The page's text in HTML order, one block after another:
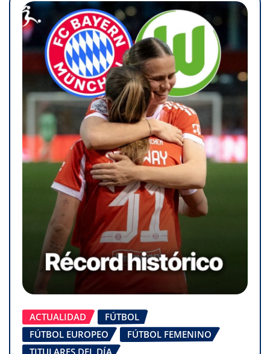
ACTUALIDAD
FÚTBOL
FÚTBOL EUROPEO
FÚTBOL FEMENINO